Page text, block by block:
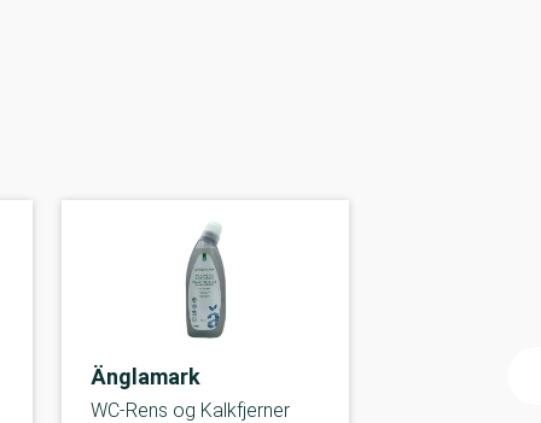
Änglamark
WC-Rens og Kalkfjerner